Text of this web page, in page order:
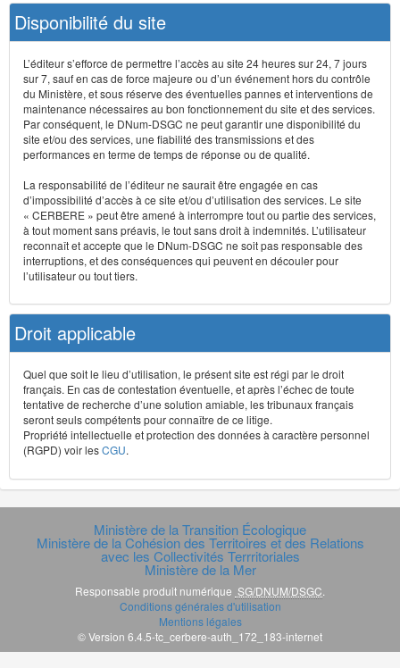
Disponibilité du site
L’éditeur s’efforce de permettre l’accès au site 24 heures sur 24, 7 jours
sur 7, sauf en cas de force majeure ou d’un événement hors du contrôle
du Ministère, et sous réserve des éventuelles pannes et interventions de
maintenance nécessaires au bon fonctionnement du site et des services.
Par conséquent, le DNum-DSGC ne peut garantir une disponibilité du
site et/ou des services, une fiabilité des transmissions et des
performances en terme de temps de réponse ou de qualité.
La responsabilité de l’éditeur ne saurait être engagée en cas
d’impossibilité d’accès à ce site et/ou d’utilisation des services. Le site
« CERBERE » peut être amené à interrompre tout ou partie des services,
à tout moment sans préavis, le tout sans droit à indemnités. L’utilisateur
reconnaît et accepte que le DNum-DSGC ne soit pas responsable des
interruptions, et des conséquences qui peuvent en découler pour
l’utilisateur ou tout tiers.
Droit applicable
Quel que soit le lieu d’utilisation, le présent site est régi par le droit
français. En cas de contestation éventuelle, et après l’échec de toute
tentative de recherche d’une solution amiable, les tribunaux français
seront seuls compétents pour connaître de ce litige.
Propriété intellectuelle et protection des données à caractère personnel
(RGPD) voir lesCGU.
Ministère de la Transition Écologique
Ministère de la Cohésion des Territoires et des Relations
avec les Collectivités Terrritoriales
Ministère de la Mer
Responsable produit numérique SG/DNUM/DSGC
Conditions générales d'utilisation
Mentions légales
© Version 6.4.5-tc_cerbere-auth_172_183-internet